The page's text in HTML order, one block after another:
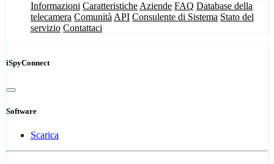
Informazioni Caratteristiche Aziende FAQ Database della
telecamera Comunità API Consulente di Sistema Stato del
servizio Contattaci
iSpyConnect
Software
Scarica